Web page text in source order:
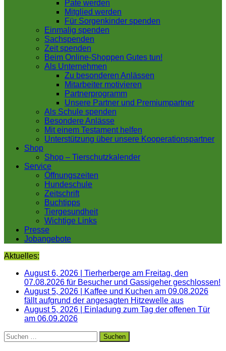
Pate werden
Mitglied werden
Für Sorgenkinder spenden
Einmalig spenden
Sachspenden
Zeit spenden
Beim Online-Shoppen Gutes tun!
Als Unternehmen
Zu besonderen Anlässen
Mitarbeiter motivieren
Partnerprogramm
Unsere Partner und Premiumpartner
Als Schule spenden
Besondere Anlässe
Mit einem Testament helfen
Unterstützung über unsere Kooperationspartner
Shop
Shop – Tierschutzkalender
Service
Öffnungszeiten
Hundeschule
Zeitschrift
Buchtipps
Tiergesundheit
Wichtige Links
Presse
Jobangebote
Aktuelles:
August 6, 2026
Tierherberge am Freitag, den
07.08.2026 für Besucher und Gassigeher geschlossen!
August 5, 2026
Kaffee und Kuchen am 09.08.2026
fällt aufgrund der angesagten Hitzewelle aus
August 5, 2026
Einladung zum Tag der offenen Tür
am 06.09.2026
Suchen
nach: